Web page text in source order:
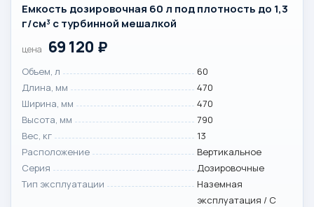
Емкость дозировочная 60 л под плотность до 1,3
г/см³ с турбинной мешалкой
цена 69 120 ₽
Объем, л
60
Длина, мм
470
Ширина, мм
470
Высота, мм
790
Вес, кг
13
Расположение
Вертикальное
Серия
Дозировочные
Тип эксплуатации
Наземная
эксплуатация / С